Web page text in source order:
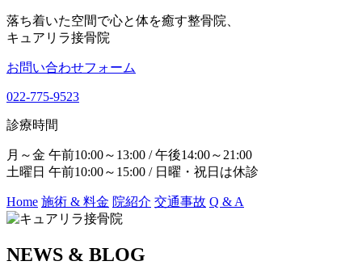
落ち着いた空間で心と体を癒す整骨院、
キュアリラ接骨院
お問い合わせフォーム
022-775-9523
診療時間
月～金 午前10:00～13:00 / 午後14:00～21:00
土曜日 午前10:00～15:00 / 日曜・祝日は休診
Home 施術 & 料金 院紹介 交通事故 Q & A
NEWS & BLOG